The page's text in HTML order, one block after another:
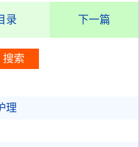
录 下一篇
理